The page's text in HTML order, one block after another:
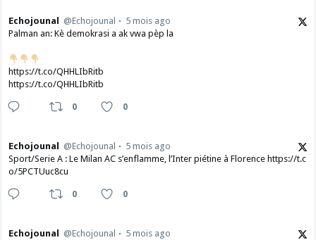
Echojounal @Echojounal
5 mois ago
Palman an: Kè demokrasi a ak vwa pèp la
https://t.co/QHHLIbRitb
https://t.co/QHHLIbRitb
0 0
Echojounal @Echojounal
5 mois ago
Sport/Serie A : Le Milan AC s’enflamme, l’Inter piétine à Florence https://t.c
o/5PCTUuc8cu
0 0
Echojounal @Echojounal
5 mois ago